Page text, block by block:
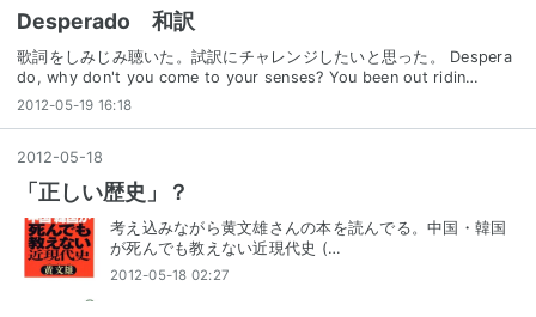
Desperado 和訳
歌詞をしみじみ聴いた。試訳にチャレンジしたいと思った。 Despera
do, why don't you come to your senses? You been out ridin…
2012-05-19 16:18
2012-05-18
「正しい歴史」？
考え込みながら黄文雄さんの本を読んでる。中国・韓国
が死んでも教えない近現代史 (…
2012-05-18 02:27